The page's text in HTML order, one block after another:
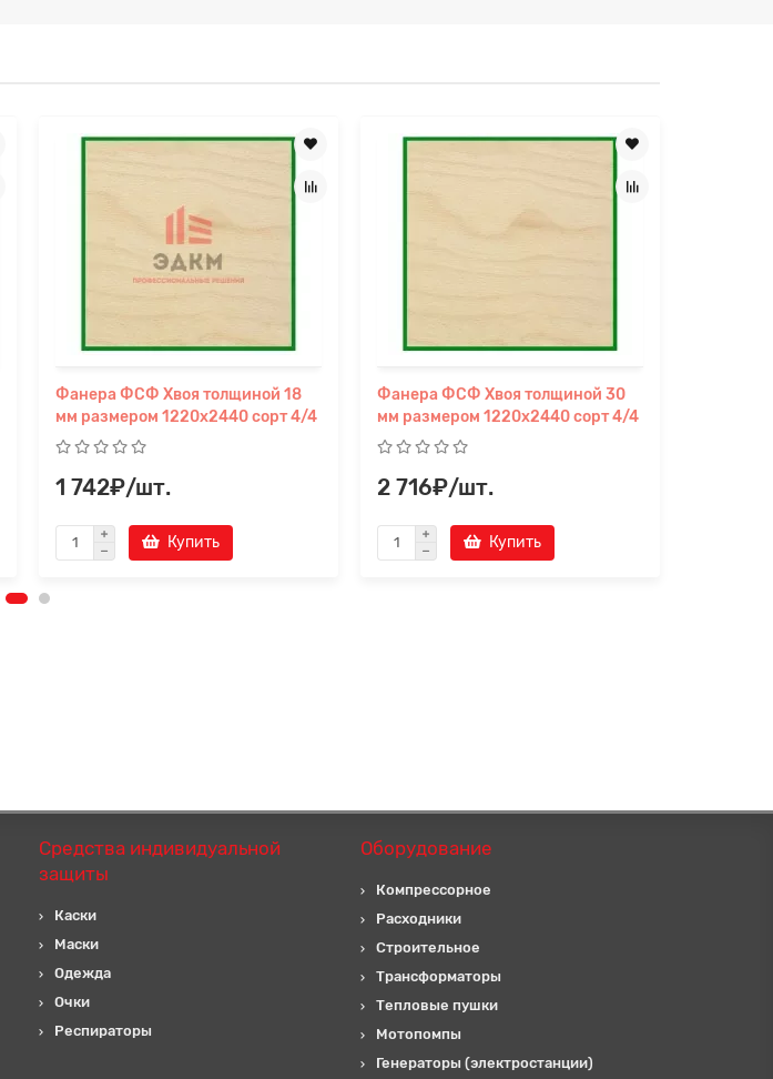
Фанера ФСФ Хвоя толщиной 18
мм размером 1220х2440 сорт 4/4
1 742₽/шт.
Купить
Фанера ФСФ Хвоя толщиной 30
мм размером 1220х2440 сорт 4/4
2 716₽/шт.
Купить
Средства индивидуальной
защиты
Каски
Маски
Одежда
Очки
Респираторы
Оборудование
Компрессорное
Расходники
Строительное
Трансформаторы
Тепловые пушки
Мотопомпы
Генераторы (электростанции)